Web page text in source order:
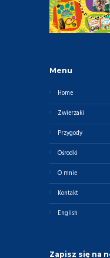
Menu
Home
Zwierzaki
Przygody
Ośrodki
O mnie
Kontakt
English
Zapisz się na